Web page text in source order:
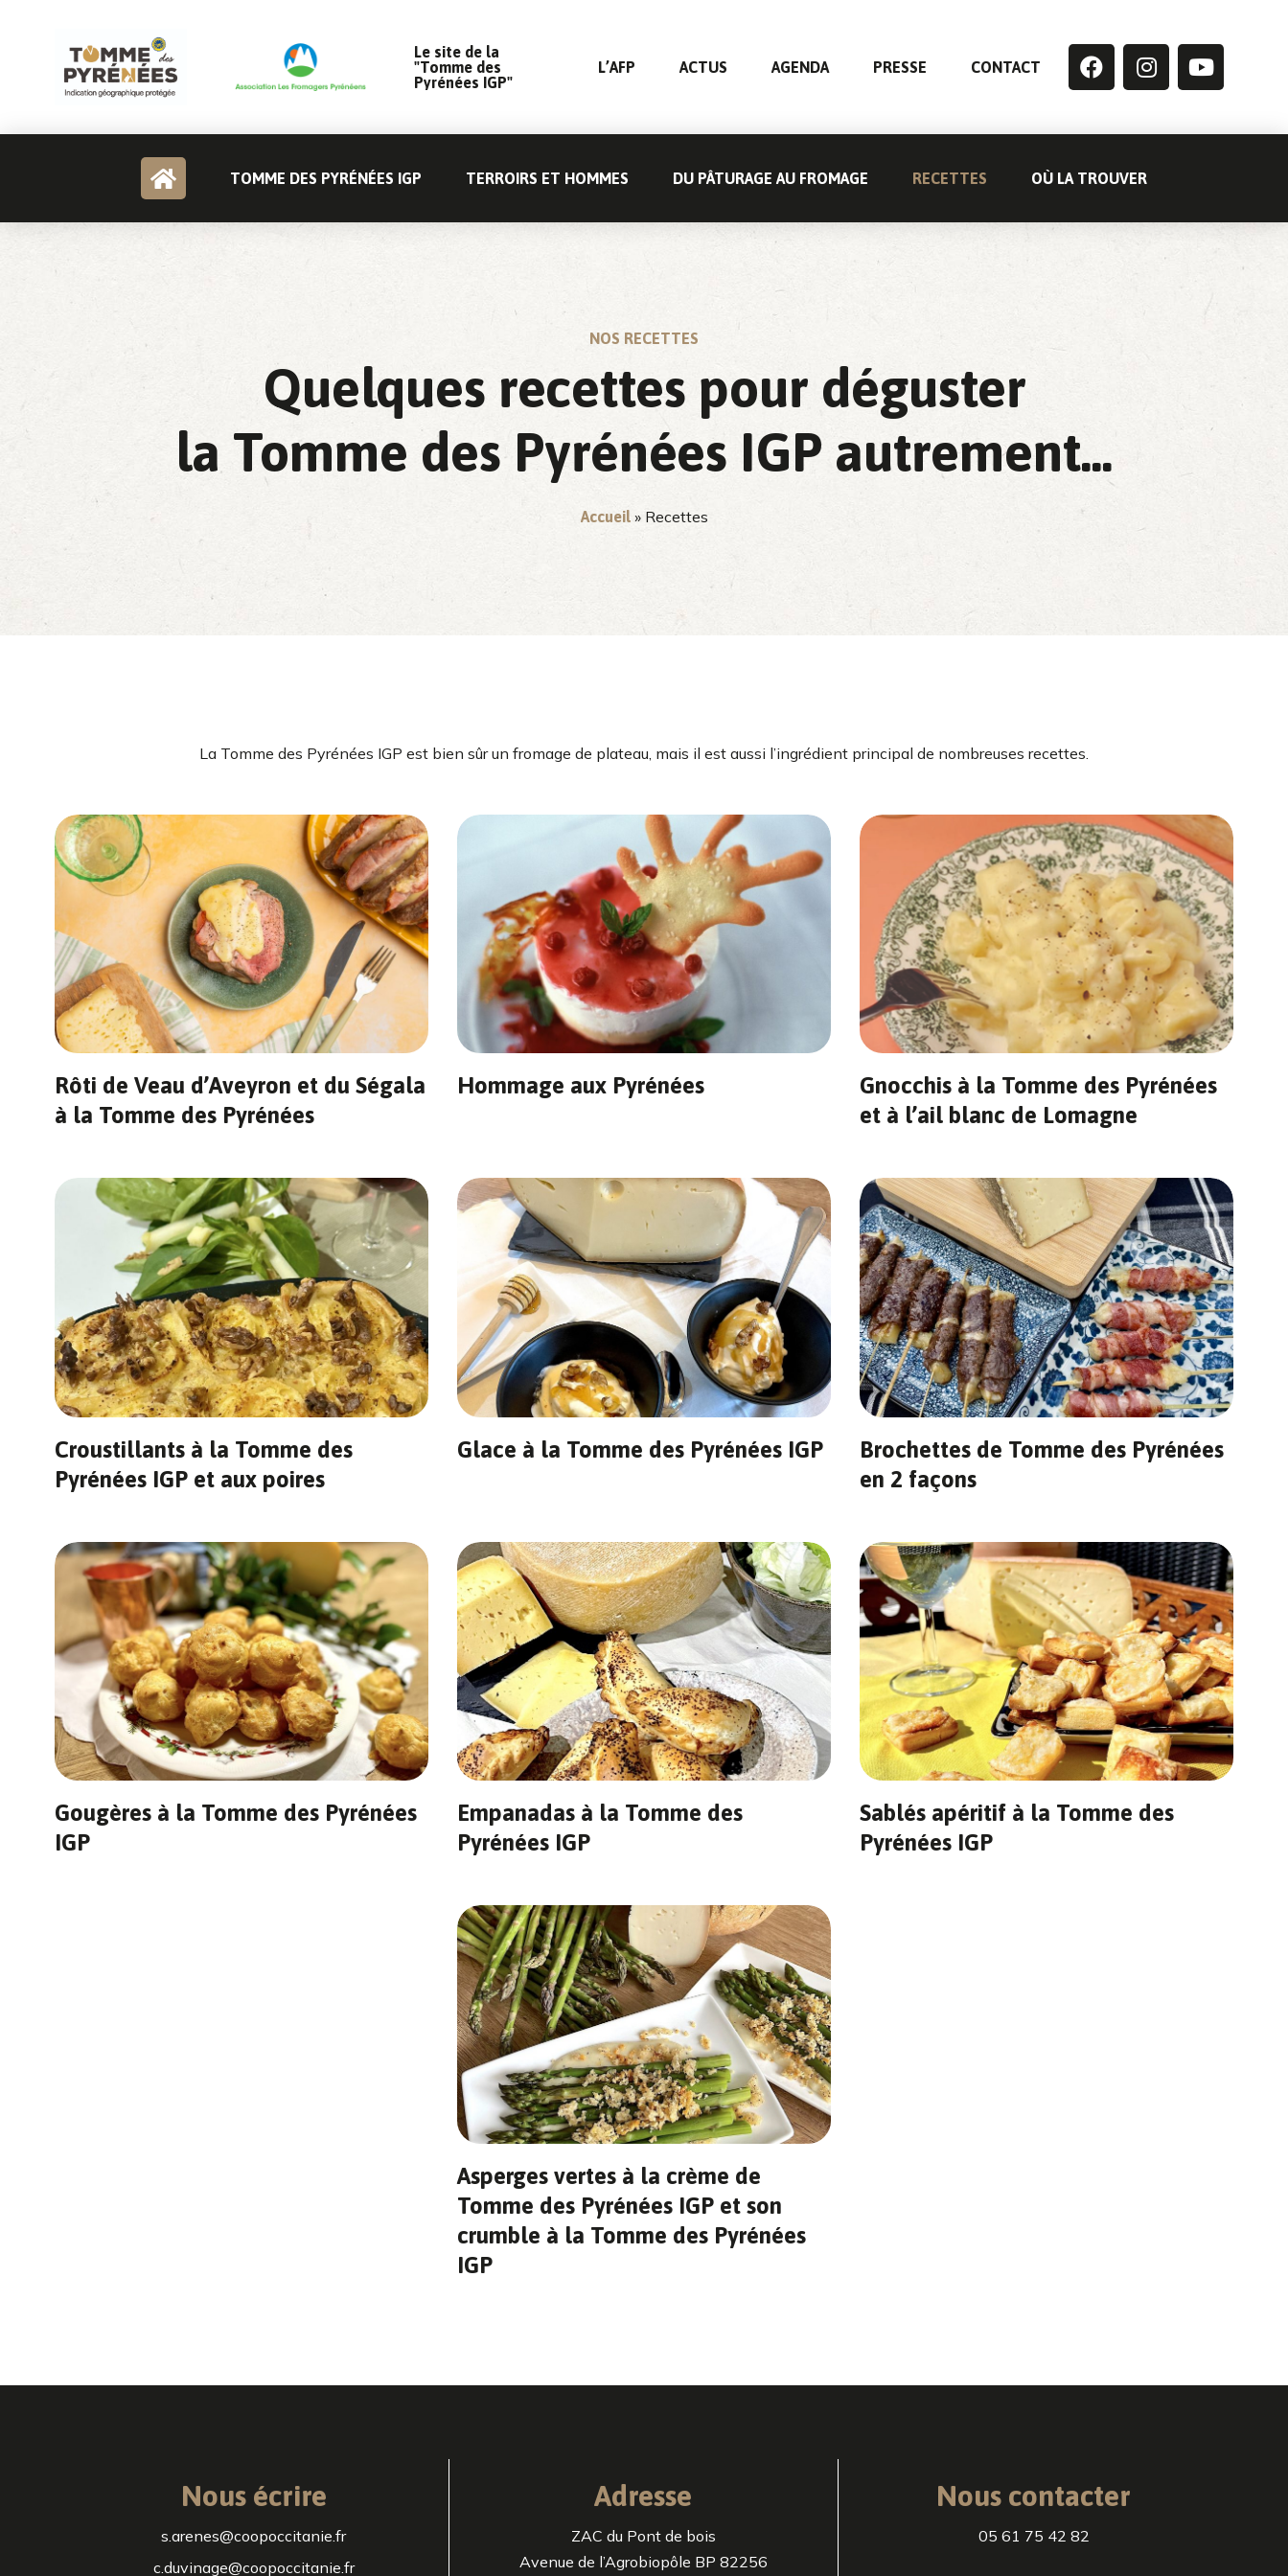
Le site de la
"Tomme des
Pyrénées IGP"
L’AFP ACTUS AGENDA PRESSE CONTACT
TOMME DES PYRÉNÉES IGP TERROIRS ET HOMMES DU PÂTURAGE AU FROMAGE RECETTES OÙ LA TROUVER
NOS RECETTES
Quelques recettes pour déguster
la Tomme des Pyrénées IGP autrement...
Accueil» Recettes
La Tomme des Pyrénées IGP est bien sûr un fromage de plateau, mais il est aussi l’ingrédient principal de nombreuses recettes.
Rôti de Veau d’Aveyron et du Ségala
à la Tomme des Pyrénées
Hommage aux Pyrénées
Gnocchis à la Tomme des Pyrénées
et à l’ail blanc de Lomagne
Croustillants à la Tomme des
Pyrénées IGP et aux poires
Glace à la Tomme des Pyrénées IGP
Brochettes de Tomme des Pyrénées
en 2 façons
Gougères à la Tomme des Pyrénées
IGP
Empanadas à la Tomme des
Pyrénées IGP
Sablés apéritif à la Tomme des
Pyrénées IGP
Asperges vertes à la crème de
Tomme des Pyrénées IGP et son
crumble à la Tomme des Pyrénées
IGP
Nous écrire
s.arenes@coopoccitanie.fr
c.duvinage@coopoccitanie.fr
Adresse
ZAC du Pont de bois
Avenue de l’Agrobiopôle BP 82256
Nous contacter
05 61 75 42 82